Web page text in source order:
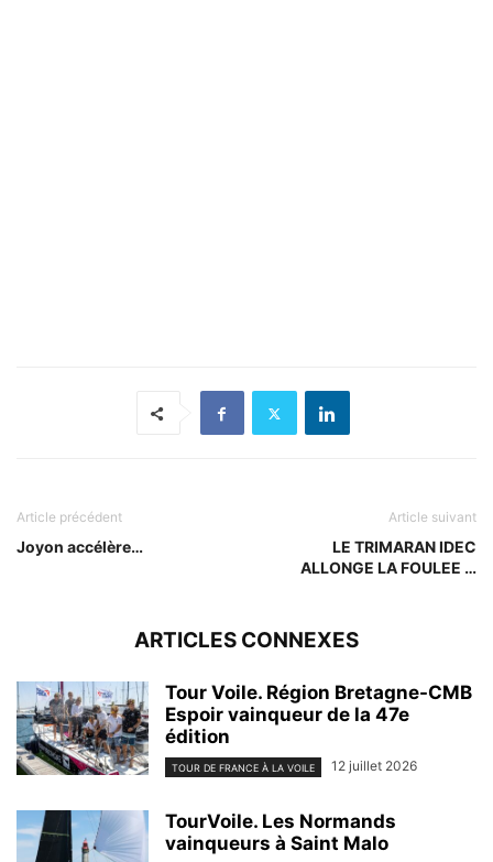
Article précédent
Joyon accélère…
Article suivant
LE TRIMARAN IDEC
ALLONGE LA FOULEE …
ARTICLES CONNEXES
Tour Voile. Région Bretagne-CMB
Espoir vainqueur de la 47e
édition
TOUR DE FRANCE À LA VOILE 12 juillet 2026
TourVoile. Les Normands
vainqueurs à Saint Malo